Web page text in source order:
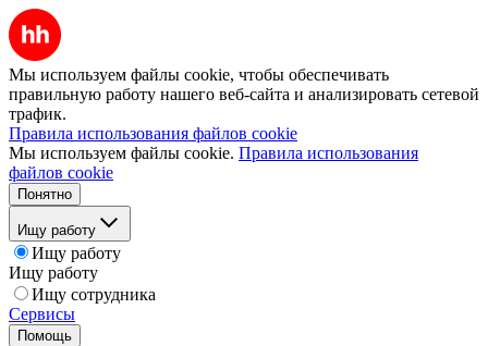
Мы используем файлы cookie, чтобы обеспечивать
правильную работу нашего веб-сайта и анализировать сетевой
трафик.
Правила использования файлов cookie
Мы используем файлы cookie. Правила использования
файлов cookie
Понятно
Ищу работу
Ищу работу
Ищу работу
Ищу сотрудника
Сервисы
Помощь